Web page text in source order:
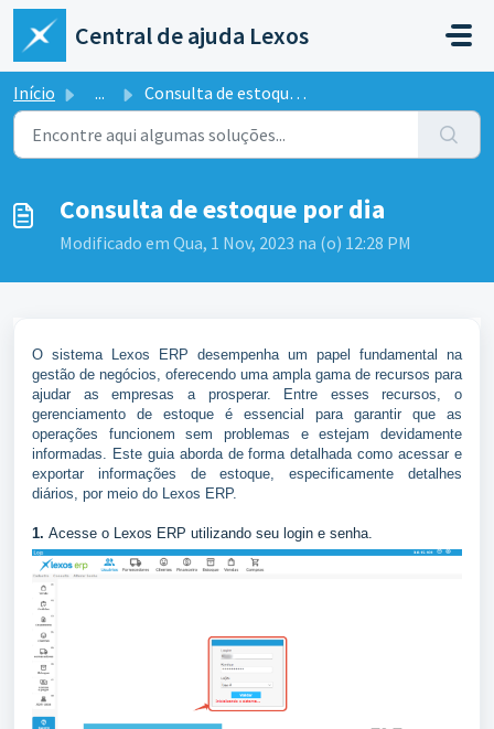
Ir para o conteúdo principal
Central de ajuda Lexos
Início ... Consulta de estoque por dia
Consulta de estoque por dia
Modificado em Qua, 1 Nov, 2023 na (o) 12:28 PM
O sistema Lexos ERP desempenha um papel fundamental na
gestão de negócios, oferecendo uma ampla gama de recursos para
ajudar as empresas a prosperar. Entre esses recursos, o
gerenciamento de estoque é essencial para garantir que as
operações funcionem sem problemas e estejam devidamente
informadas. Este guia aborda de forma detalhada como acessar e
exportar informações de estoque, especificamente detalhes
diários, por meio do Lexos ERP.
1. Acesse o Lexos ERP utilizando seu login e senha.